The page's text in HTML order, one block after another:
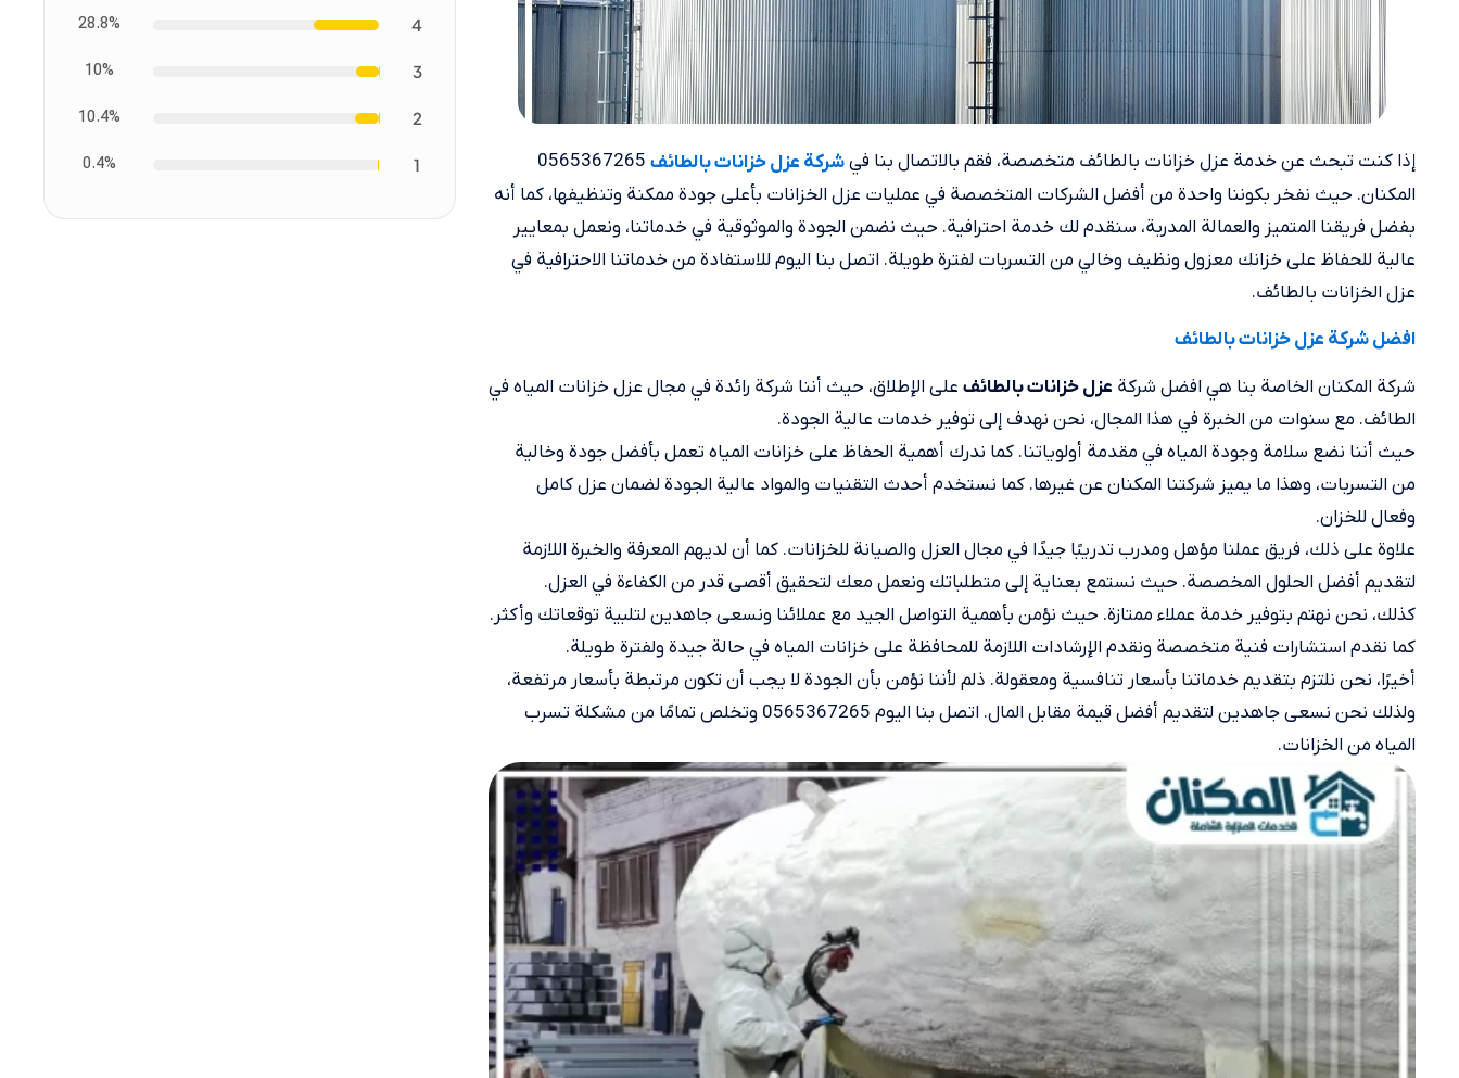
إذا كنت تبحث عن خدمة عزل خزانات بالطائف متخصصة، فقم بالاتصال بنا فيشركة عزل خزانات بالطائف 0565367265
المكنان. حيث نفخر بكوننا واحدة من أفضل الشركات المتخصصة في عمليات عزل الخزانات بأعلى جودة ممكنة وتنظيفها، كما أنه
بفضل فريقنا المتميز والعمالة المدربة، سنقدم لك خدمة احترافية. حيث نضمن الجودة والموثوقية في خدماتنا، ونعمل بمعايير
عالية للحفاظ على خزانك معزول ونظيف وخالي من التسربات لفترة طويلة. اتصل بنا اليوم للاستفادة من خدماتنا الاحترافية في
عزل الخزانات بالطائف.
افضل شركة عزل خزانات بالطائف
شركة المكنان الخاصة بنا هي افضل شركة عزل خزانات بالطائف على الإطلاق، حيث أننا شركة رائدة في مجال عزل خزانات المياه في
الطائف. مع سنوات من الخبرة في هذا المجال، نحن نهدف إلى توفير خدمات عالية الجودة.
حيث أننا نضع سلامة وجودة المياه في مقدمة أولوياتنا. كما ندرك أهمية الحفاظ على خزانات المياه تعمل بأفضل جودة وخالية
من التسربات، وهذا ما يميز شركتنا المكنان عن غيرها. كما نستخدم أحدث التقنيات والمواد عالية الجودة لضمان عزل كامل
وفعال للخزان.
علاوة على ذلك، فريق عملنا مؤهل ومدرب تدريبًا جيدًا في مجال العزل والصيانة للخزانات. كما أن لديهم المعرفة والخبرة اللازمة
لتقديم أفضل الحلول المخصصة. حيث نستمع بعناية إلى متطلباتك ونعمل معك لتحقيق أقصى قدر من الكفاءة في العزل.
كذلك، نحن نهتم بتوفير خدمة عملاء ممتازة. حيث نؤمن بأهمية التواصل الجيد مع عملائنا ونسعى جاهدين لتلبية توقعاتك وأكثر.
كما نقدم استشارات فنية متخصصة ونقدم الإرشادات اللازمة للمحافظة على خزانات المياه في حالة جيدة ولفترة طويلة.
أخيرًا، نحن نلتزم بتقديم خدماتنا بأسعار تنافسية ومعقولة. ذلم لأننا نؤمن بأن الجودة لا يجب أن تكون مرتبطة بأسعار مرتفعة،
ولذلك نحن نسعى جاهدين لتقديم أفضل قيمة مقابل المال. اتصل بنا اليوم 0565367265 وتخلص تمامًا من مشكلة تسرب
المياه من الخزانات.
4
28.8%
3
10%
2
10.4%
1
0.4%